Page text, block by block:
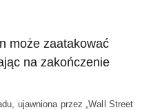
może zaatakować
na zakończenie
ujawniona przez „Wall Street